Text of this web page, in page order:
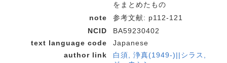
をまとめたもの
note
参考文献: p112-121
NCID
BA59230402
text language code
Japanese
author link
白須, 浄真(1949-)||シラス,